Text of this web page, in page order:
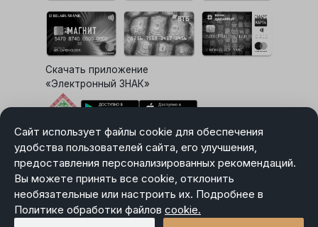
Сайт использует файлы cookie для обеспечения
удобства пользователей сайта, его улучшения,
предоставления персонализированных рекомендаций.
Вы можете принять все cookie, отклонить
необязательные или настроить их. Подробнее в
Политике обработки файлов cookie.
Скачать приложение
«Электронный ЗНАК»
Выбор настроек Cookie
Карта сайта
Политика в отношении обработки персональных данных
Пользовательское соглашение